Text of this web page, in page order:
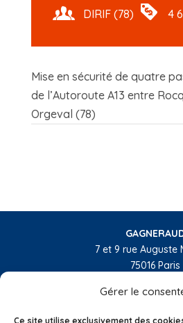
Gérer le
Ce site utilise exclusivement des
DIRIF (78)
4
Mise en sécurité de quatre
de l’Autoroute A13 entre
Orgeval (78)
7 et 9 rue Auguste
75016 Paris